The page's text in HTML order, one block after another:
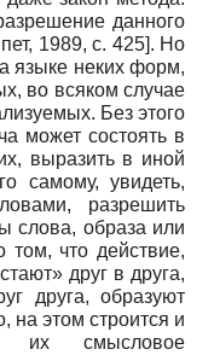
данного
1989, с. 425]. Но
языке неких форм,
во всяком случае
Без этого
может состоять в
выразить в иной
самому, увидеть,
разрешить
слова, образа или
что действие,
друг в друга,
друга, образуют
на этом строится и
их смысловое